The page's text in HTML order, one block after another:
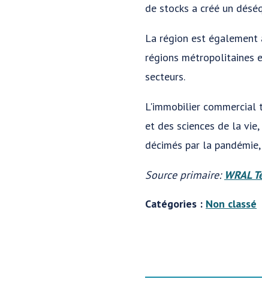
de stocks a créé un
La région est également
régions métropolitaines
secteurs.
L'immobilier
et des sciences de la
décimés par la
Source primaire: WRAL
Catégories : Non classé